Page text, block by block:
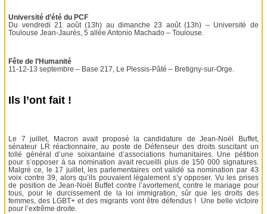
Université d’été du PCF
Du vendredi 21 août (13h) au dimanche 23 août (13h) – Université de
Toulouse Jean-Jaurès, 5 allée Antonio Machado – Toulouse.
Fête de l’Humanité
11-12-13 septembre – Base 217, Le Plessis-Pâté – Bretigny-sur-Orge.
Ils l’ont fait !
Le 7 juillet, Macron avait proposé la candidature de Jean-Noël Buffet,
sénateur LR réactionnaire, au poste de Défenseur des droits suscitant un
tollé général d’une soixantaine d’associations humanitaires. Une pétition
pour s’opposer à sa nomination avait recueilli plus de 150 000 signatures.
Malgré ce, le 17 juillet, les parlementaires ont validé sa nomination par 43
voix contre 39, alors qu’ils pouvaient légalement s’y opposer. Vu les prises
de position de Jean-Noël Buffet contre l’avortement, contre le mariage pour
tous, pour le durcissement de la loi immigration, sûr que les droits des
femmes, des LGBT+ et des migrants vont être défendus ! Une belle victoire
pour l’extrême droite.